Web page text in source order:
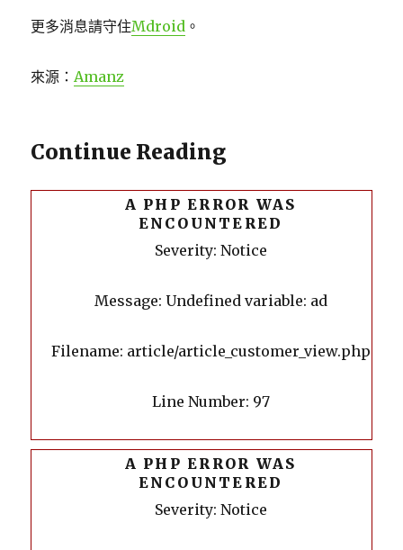
更多消息請守住Mdroid 。
來源：Amanz
Continue Reading
A PHP ERROR WAS
ENCOUNTERED
Severity: Notice
Message: Undefined variable: ad
Filename: article/article_customer_view.php
Line Number: 97
A PHP ERROR WAS
ENCOUNTERED
Severity: Notice